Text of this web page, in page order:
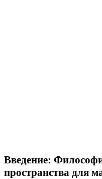
Введение:
пространства для